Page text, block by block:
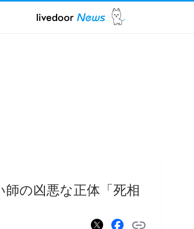
の凶悪な正体「死相